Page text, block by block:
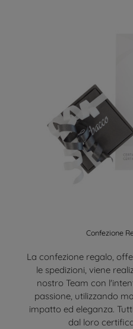
Confezione
La confezione regalo,
le spedizioni, viene
nostro Team con
passione, utilizzando
impatto ed eleganza.
dal loro